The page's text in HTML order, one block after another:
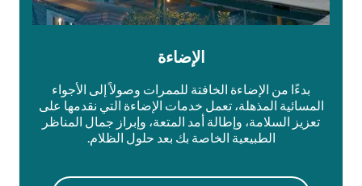
الإضاءة
بدءًا من الإضاءة الخافتة للممرات وصولاً إلى الأجواء
المسائية المذهلة، تعمل خدمات الإضاءة التي نقدمها على
تعزيز السلامة، وإطالة أمد المتعة، وإبراز جمال المناظر
الطبيعية الخاصة بك بعد حلول الظلام.